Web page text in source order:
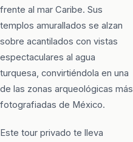
frente al mar Caribe. Sus
templos amurallados se alzan
sobre acantilados con vistas
espectaculares al agua
turquesa, convirtiéndola en una
de las zonas arqueológicas más
fotografiadas de México.
Este tour privado te lleva